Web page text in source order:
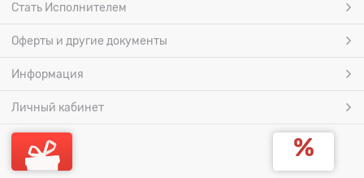
Стать Исполнителем
Оферты и другие документы
Информация
Личный кабинет